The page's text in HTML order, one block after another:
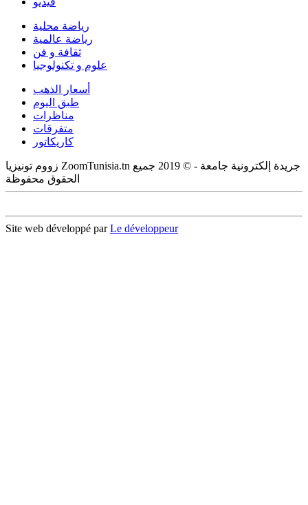
رياضة محلية
رياضة عالمية
ثقافة و فن
علوم و تكنولوجيا
أسعار الذهب
طبق اليوم
مناظرات
متفرقات
كاريكاتور
زووم تونيزيا ZoomTunisia.tn جريدة إلكترونية جامعة - © 2019 جميع
الحقوق محفوظة
Site web développé parLe développeur